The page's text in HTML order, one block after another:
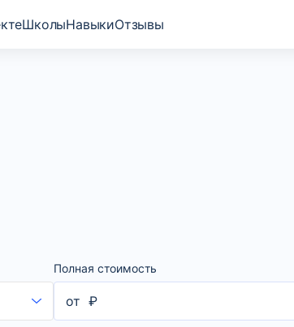
ШколыНавыкиОтзывы
Полная стоимость
от ₽